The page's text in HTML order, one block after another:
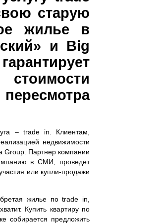
старую
жилье в
и Big
– trade in. Клиентам,
недвижимости
Group. Партнер компании
в СМИ, проведет
или купли-продажи
жилье по trade in,
Купить квартиру по
собирается предложить